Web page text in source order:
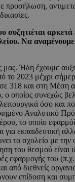
προσήλωση,
αρκετά
Να
μας. Ήδη έχουμε
το 2023 μέχρι
318 και στη Μέση
οποίος συνεχώς
όσο και
Αναλυτικό
το οποίο
για εκπαιδευτική
το σχολείο με την
του θεσμού είναι
εφαρμογής του
από διεθνείς
επίδοση και